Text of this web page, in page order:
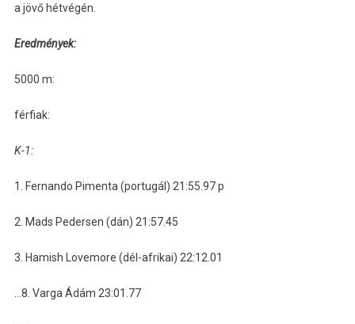
a jövő hétvégén.
Eredmények:
5000 m:
férfiak:
K-1:
1. Fernando Pimenta (portugál) 21:55.97 p
2. Mads Pedersen (dán) 21:57.45
3. Hamish Lovemore (dél-afrikai) 22:12.01
…8. Varga Ádám 23:01.77